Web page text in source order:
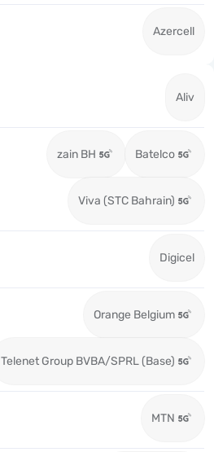
Azercell
Aliv
zain BH Batelco
Viva (STC Bahrain)
Digicel
Orange Belgium
Telenet Group BVBA/SPRL (Base)
MTN